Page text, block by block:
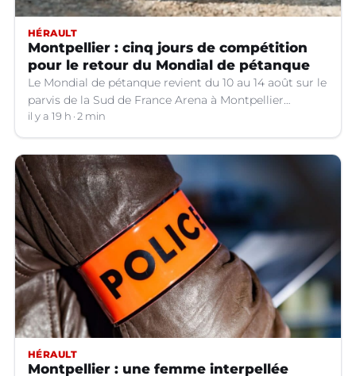
HÉRAULT
Montpellier : cinq jours de compétition
pour le retour du Mondial de pétanque
Le Mondial de pétanque revient du 10 au 14 août sur le
parvis de la Sud de France Arena à Montpellier
(Hérault).
il y a 19 h 2 min
HÉRAULT
Montpellier : une femme interpellée